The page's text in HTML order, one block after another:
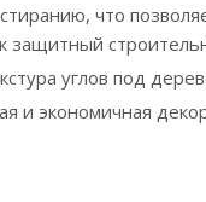
что
защитный
углов под
и экономичная